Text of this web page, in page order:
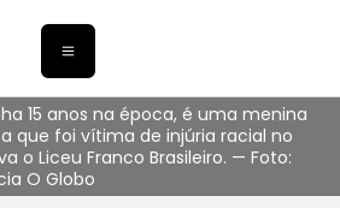
15 anos na época, é uma menina
que foi vítima de injúria racial no
o Liceu Franco Brasileiro. — Foto:
O Globo